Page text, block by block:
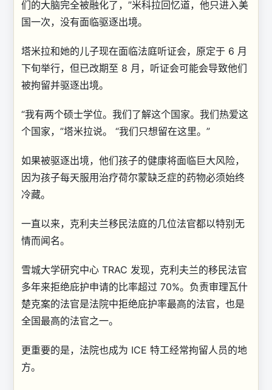
们的大脑完全被融化了，”米科拉回忆道，他只进入美
国一次，没有面临驱逐出境。
塔米拉和她的儿子现在面临法庭听证会，原定于 6 月
下旬举行，但已改期至 8 月，听证会可能会导致他们
被拘留并驱逐出境。
“我有两个硕士学位。我们了解这个国家。我们热爱这
个国家，”塔米拉说。 “我们只想留在这里。”
如果被驱逐出境，他们孩子的健康将面临巨大风险，
因为孩子每天服用治疗荷尔蒙缺乏症的药物必须始终
冷藏。
一直以来，克利夫兰移民法庭的几位法官都以特别无
情而闻名。
雪城大学研究中心 TRAC 发现，克利夫兰的移民法官
多年来拒绝庇护申请的比率超过 70%。负责审理瓦什
楚克案的法官是法院中拒绝庇护率最高的法官，也是
全国最高的法官之一。
更重要的是，法院也成为 ICE 特工经常拘留人员的地
方。